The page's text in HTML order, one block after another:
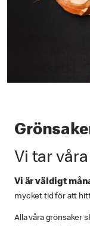
Vi tar
Vi är väldigt
mycket tid för att
Alla våra grönsaker